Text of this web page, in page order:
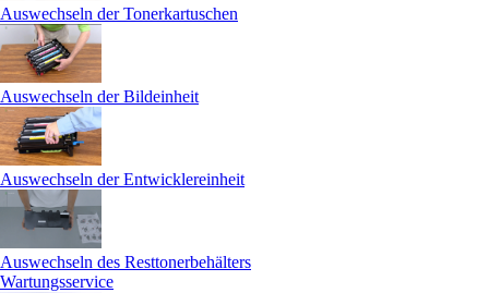
Auswechseln der Tonerkartuschen
Auswechseln der Bildeinheit
Auswechseln der Entwicklereinheit
Auswechseln des Resttonerbehälters
Wartungsservice